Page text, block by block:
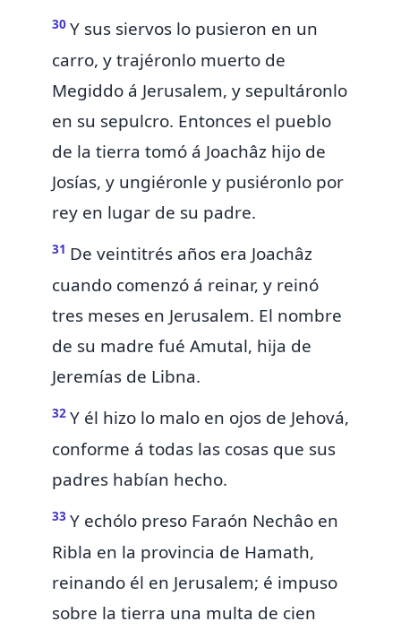
30 Y sus siervos lo pusieron en un
carro, y trajéronlo muerto de
Megiddo á Jerusalem, y sepultáronlo
en su sepulcro. Entonces el pueblo
de la tierra tomó á Joachâz hijo de
Josías, y ungiéronle y pusiéronlo por
rey en lugar de su padre.
31 De veintitrés años era Joachâz
cuando comenzó á reinar, y reinó
tres meses en Jerusalem. El nombre
de su madre fué Amutal, hija de
Jeremías de Libna.
32 Y él hizo lo malo en ojos de Jehová,
conforme á todas las cosas que sus
padres habían hecho.
33 Y echólo preso Faraón Nechâo en
Ribla en la provincia de Hamath,
reinando él en Jerusalem; é impuso
sobre la tierra una multa de cien